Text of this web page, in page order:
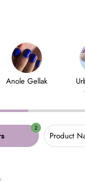
Anole Gellak
2